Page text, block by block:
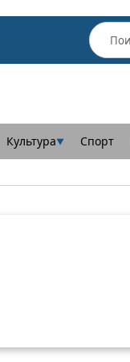
Культура▼ Спорт